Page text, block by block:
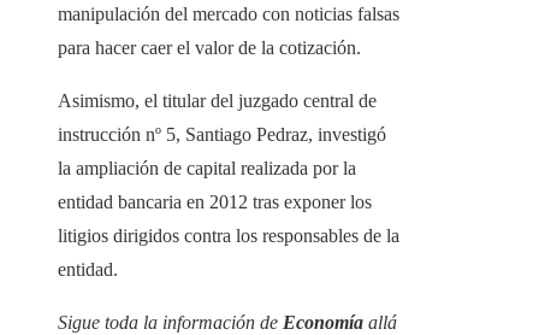
manipulación del mercado con noticias falsas
para hacer caer el valor de la cotización.
Asimismo, el titular del juzgado central de
instrucción nº 5, Santiago Pedraz, investigó
la ampliación de capital realizada por la
entidad bancaria en 2012 tras exponer los
litigios dirigidos contra los responsables de la
entidad.
Sigue toda la información de Economía allá